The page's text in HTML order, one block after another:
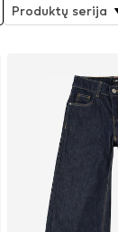
Produktų serija